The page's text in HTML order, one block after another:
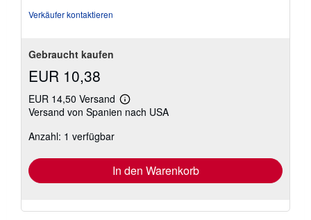
Verkäufer kontaktieren
Gebraucht kaufen
EUR 10,38
EUR 14,50 Versand
Weitere
Informationen
Versand von Spanien nach USA
Anzahl: 1 verfügbar
In den Warenkorb